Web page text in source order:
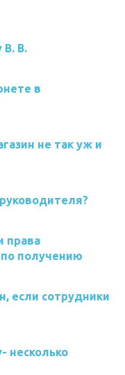
В.
в
не так уж и
права
получению
если сотрудники
несколько